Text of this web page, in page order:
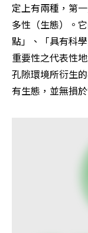
定上有兩種，第
多性（生態）。
點」、「具有科
重要性之代表性
孔隙環境所衍生
有生態，並無損